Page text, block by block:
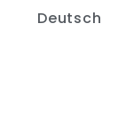
Deutsch